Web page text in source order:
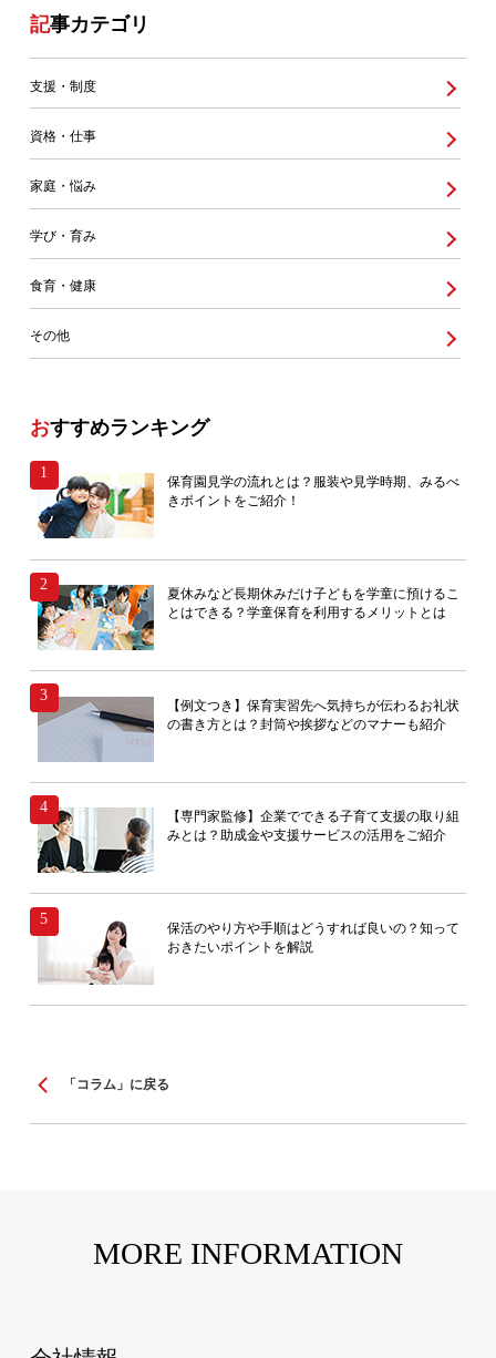
記事カテゴリ
支援・制度
資格・仕事
家庭・悩み
学び・育み
食育・健康
その他
おすすめランキング
保育園見学の流れとは？服装や見学時期、みるべ
きポイントをご紹介！
夏休みなど長期休みだけ子どもを学童に預けるこ
とはできる？学童保育を利用するメリットとは
【例文つき】保育実習先へ気持ちが伝わるお礼状
の書き方とは？封筒や挨拶などのマナーも紹介
【専門家監修】企業でできる子育て支援の取り組
みとは？助成金や支援サービスの活用をご紹介
保活のやり方や手順はどうすれば良いの？知って
おきたいポイントを解説
「コラム」に戻る
MORE INFORMATION